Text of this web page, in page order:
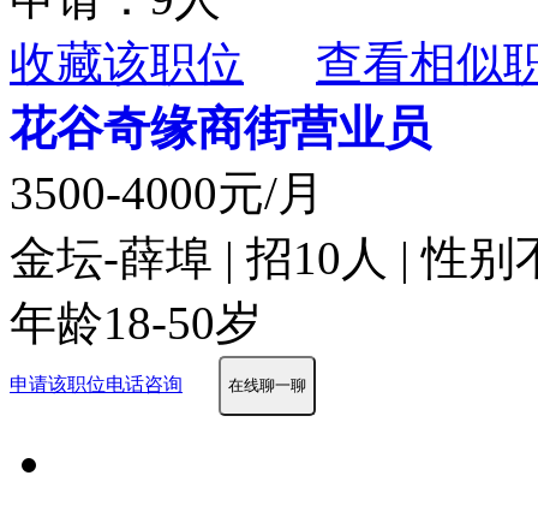
收藏该职位
查看相似
花谷奇缘商街营业员
3500-4000元/月
金坛-薛埠 | 招10人 | 性
年龄18-50岁
申请该职位电话咨询 在线聊一聊